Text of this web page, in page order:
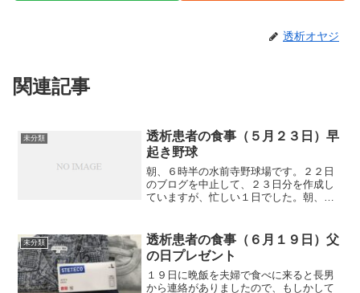
透析オヤジ
関連記事
未分類
透析患者の食事（５月２３日）早
起き野球
朝、６時半の水前寺野球場です。２２日
のブログを中止して、２３日分を作成し
ていますが、忙しい１日でした。朝、５
を出て、午前中、料理教室。帰宅後、早
起き野球のブログ作成に２...
未分類
透析患者の食事（６月１９日）父
の日プレゼント
１９日に晩飯を夫婦で食べに来ると長男
から連絡がありましたので、もしかして